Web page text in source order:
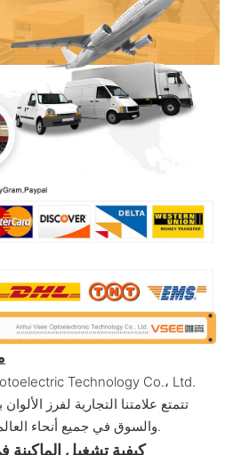
تتمتع علامتنا التجارية لفرز
والسوق في جميع أنحاء العالم، والجودة والخدمة مضمونة.
كيفية تشغيل الماكينة